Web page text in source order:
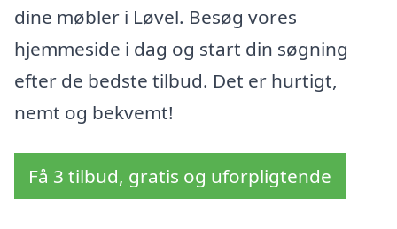
dine møbler i Løvel. Besøg vores
hjemmeside i dag og start din søgning
efter de bedste tilbud. Det er hurtigt,
nemt og bekvemt!
Få 3 tilbud, gratis og uforpligtende